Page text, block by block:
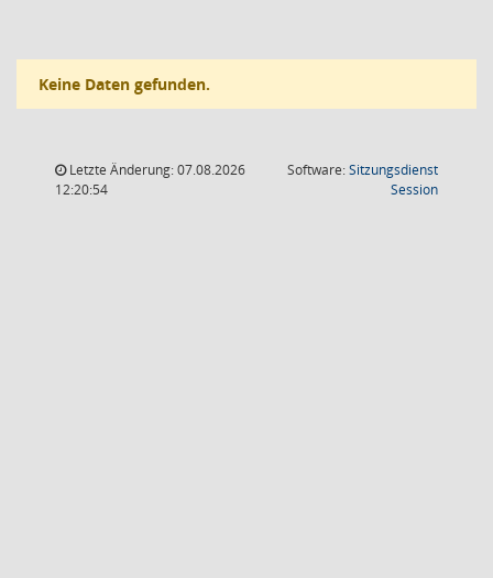
Keine Daten gefunden.
Letzte Änderung: 07.08.2026
12:20:54
Software:Sitzungsdienst
Session(Wird in